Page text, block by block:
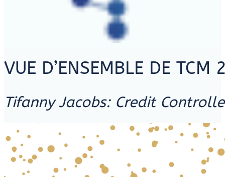
VUE D’ENSEMBLE DE TCM
Tifanny Jacobs: Credit